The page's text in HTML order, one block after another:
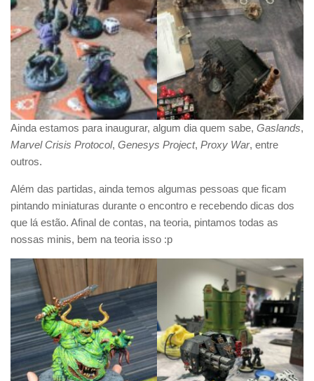
Ainda estamos para inaugurar, algum dia quem sabe, Gaslands,
Marvel Crisis Protocol, Genesys Project, Proxy War, entre
outros.
Além das partidas, ainda temos algumas pessoas que ficam
pintando miniaturas durante o encontro e recebendo dicas dos
que lá estão. Afinal de contas, na teoria, pintamos todas as
nossas minis, bem na teoria isso :p